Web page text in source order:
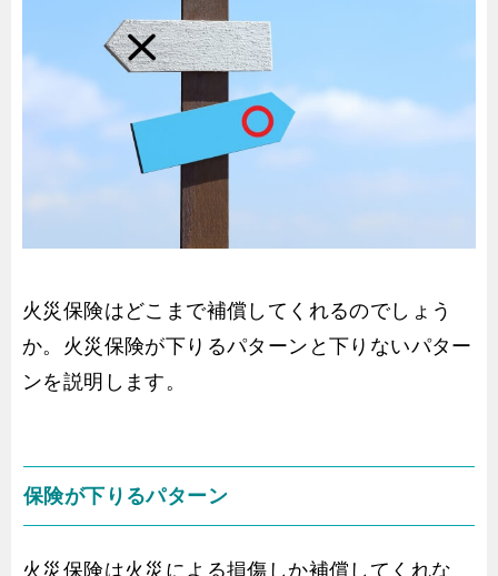
火災保険はどこまで補償してくれるのでしょう
か。火災保険が下りるパターンと下りないパター
ンを説明します。
保険が下りるパターン
火災保険は火災による損傷しか補償してくれな